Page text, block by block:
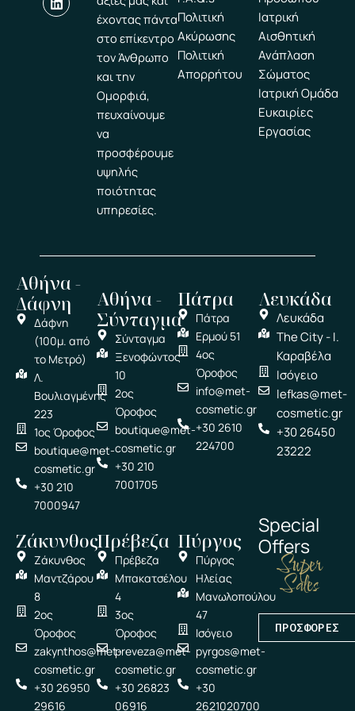
o
b d
i
έχοντας πάντα
στο επίκεντρο
τον Άνθρωπο
και την
Ομορφιά,
πευχαίνουμε
να
προσφέρουμε
υψηλής
ποιότητας
υπηρεσίες.
Πολιτική
Ακύρωσης
Πολιτική
Απορρήτου
Ιατρική
Αισθητική
Ανάπλαση
Σώματος
Ιατρική Ομάδα
Ευκαιρίες
Εργασίας
Αθήνα -
Δάφνη
Δάφνη
(100μ. από
το Μετρό)
Λ.
Βουλιαγμένης
223
1ος Όροφος
boutique@met-
cosmetic.gr
+30 210
7000947
Λευκάδα
Λευκάδα
The City - Ι.
Καραβέλα
Ισόγειο
lefkas@met-
cosmetic.gr
+30 26450
23222
Αθήνα -
Σύνταγμα
Σύνταγμα
Ξενοφώντος
10
2ος
Όροφος
boutique@met-
cosmetic.gr
+30 210
7001705
Πάτρα
Πάτρα
Ερμού 51
4ος
Όροφος
info@met-
cosmetic.gr
+30 2610
224700
Ζάκυνθος
Ζάκυνθος
Μαντζάρου
8
2ος
Όροφος
zakynthos@met-
cosmetic.gr
+30 26950
29616
Πρέβεζα
Πρέβεζα
Μπακατσέλου
4
3ος
Όροφος
preveza@met-
cosmetic.gr
+30 26823
06916
Πύργος
Πύργος
Ηλείας
Μανωλοπούλου
47
Ισόγειο
pyrgos@met-
cosmetic.gr
+30
2621020700
Special
Offers
Super
Sales
ΠΡΟΣΦΟΡΕΣ